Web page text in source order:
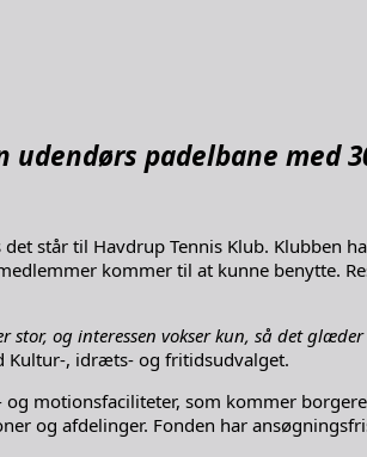
padelbane med
står til Havdrup Tennis Klub. Klubben
kommer til at kunne benytte.
og interessen vokser kun, så det
Kultur-, idræts- og fritidsudvalget.
motionsfaciliteter, som kommer
og afdelinger. Fonden har